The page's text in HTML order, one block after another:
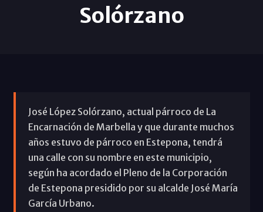
Solórzano
José López Solórzano, actual párroco de La
Encarnación de Marbella y que durante muchos
años estuvo de párroco en Estepona, tendrá
una calle con su nombre en este municipio,
según ha acordado el Pleno de la Corporación
de Estepona presidido por su alcalde José María
García Urbano.